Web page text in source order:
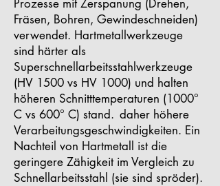
Prozesse mit Zerspanung (Drehen,
Fräsen, Bohren, Gewindeschneiden)
verwendet. Hartmetallwerkzeuge
sind härter als
Superschnellarbeitsstahlwerkzeuge
(HV 1500 vs HV 1000) und halten
höheren Schnitttemperaturen (1000°
C vs 600° C) stand. daher höhere
Verarbeitungsgeschwindigkeiten. Ein
Nachteil von Hartmetall ist die
geringere Zähigkeit im Vergleich zu
Schnellarbeitsstahl (sie sind spröder).